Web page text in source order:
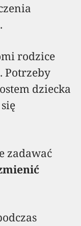
rodzice
Potrzeby
dziecka
zadawać